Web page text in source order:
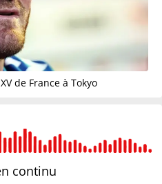
de France à Tokyo
continu